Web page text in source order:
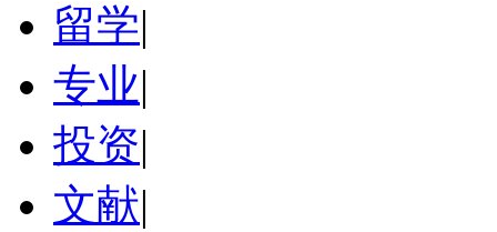
留学|
专业|
投资|
文献|